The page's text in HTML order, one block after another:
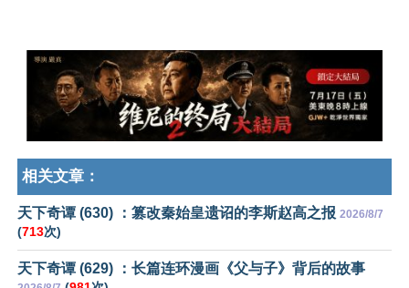
相关文章：
天下奇谭 (630) ：篡改秦始皇遗诏的李斯赵高之报 2026/8/7
(713次)
天下奇谭 (629) ：长篇连环漫画《父与子》背后的故事